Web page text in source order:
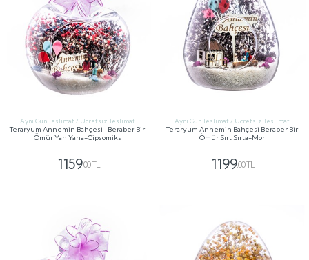
Aynı Gün Teslimat / Ücretsiz Teslimat
Teraryum Annemin Bahçesi- Beraber Bir
Ömür Yan Yana-Cipsomiks
1159,00 TL
Aynı Gün Teslimat / Ücretsiz Teslimat
Teraryum Annemin Bahçesi Beraber Bir
Ömür Sırt Sırta-Mor
1199,00 TL